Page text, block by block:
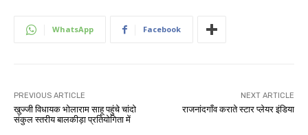
WhatsApp Facebook
PREVIOUS ARTICLE
खुज्जी विधायक भोलाराम साहू पहुंचे चांदो
संकुल स्तरीय बालकीड़ा प्रतियोगिता में
NEXT ARTICLE
राजनांदगाँव कराते स्टार प्लेयर इंडिया